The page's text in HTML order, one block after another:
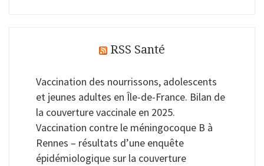
RSS Santé
Vaccination des nourrissons, adolescents
et jeunes adultes en Île-de-France. Bilan de
la couverture vaccinale en 2025.
Vaccination contre le méningocoque B à
Rennes – résultats d’une enquête
épidémiologique sur la couverture